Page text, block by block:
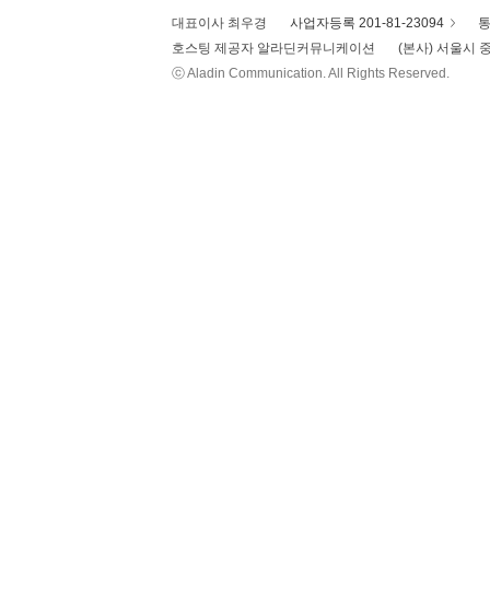
대표이사 최우경 사업자등록 201-81-23094
호스팅 제공자 알라딘커뮤니케이션
(본사) 서울시
ⓒ Aladin Communication. All Rights Reserved.